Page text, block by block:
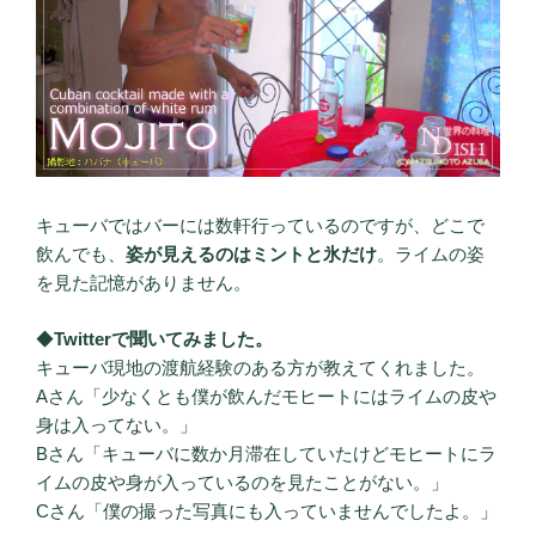
キューバではバーには数軒行っているのですが、どこで
飲んでも、 姿が見えるのはミントと氷だけ。ライムの姿
を見た記憶がありません。
◆Twitterで聞いてみました。
キューバ現地の渡航経験のある方が教えてくれました。
Aさん「少なくとも僕が飲んだモヒートにはライムの皮や
身は入ってない。」
Bさん「キューバに数か月滞在していたけどモヒートにラ
イムの皮や身が入っているのを見たことがない。」
Cさん「僕の撮った写真にも入っていませんでしたよ。」